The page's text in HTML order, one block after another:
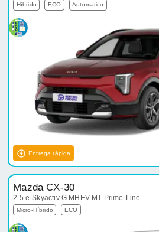
Híbrido ECO Automático
Entrega rápida
Mazda CX-30
2.5 e-Skyactiv G MHEV MT Prime-Line
Micro-Híbrido ECO